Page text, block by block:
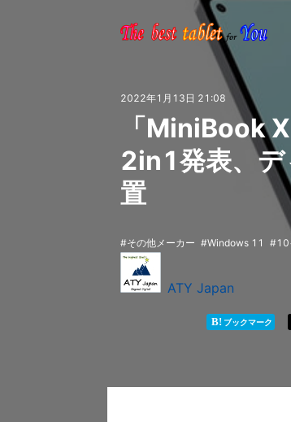
2022年1月13日 21:08
「MiniBook
2in1発表、デ
置
その他メーカー Windows 11 10
ATY Japan
B! ブックマーク